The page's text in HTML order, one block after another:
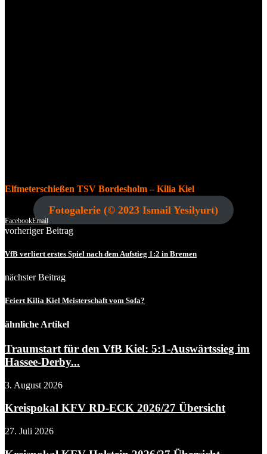
Elfmeterschießen TSV Bordesholm – Kilia Kiel
Fotogalerie (© 2023 Ismail Yesilyurt)
FacebookEmail
vorheriger Beitrag
VfB verliert erstes Spiel nach dem Aufstieg 1:2 in Bremen
nächster Beitrag
Feiert Kilia Kiel Meisterschaft vom Sofa?
ähnliche Artikel
Traumstart für den VfB Kiel: 5:1-Auswärtssieg im
Hassee-Derby...
3. August 2026
Kreispokal KFV RD-ECK 2026/27 Übersicht
27. Juli 2026